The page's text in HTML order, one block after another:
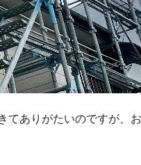
ありがたいのですが、